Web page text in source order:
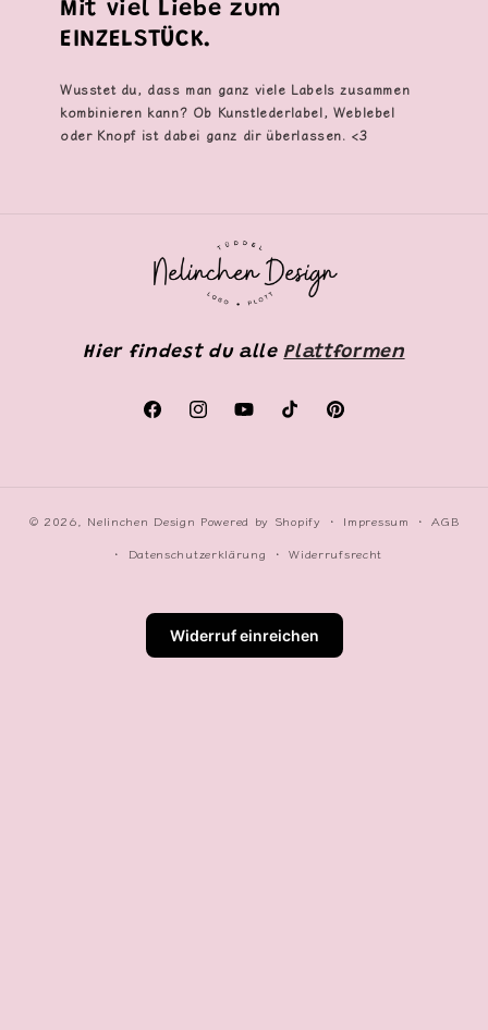
Mit viel Liebe zum
EINZELSTÜCK.
Wusstet du, dass man ganz viele Labels zusammen
kombinieren kann? Ob Kunstlederlabel, Weblebel
oder Knopf ist dabei ganz dir überlassen. <3
Hier findest du allePlattformen
FacebookInstagramYouTubeTikTok Pinterest
© 2026, Nelinchen Design Powered by Shopify Impressum
AGB
Datenschutzerklärung
Widerrufsrecht
Widerruf einreichen